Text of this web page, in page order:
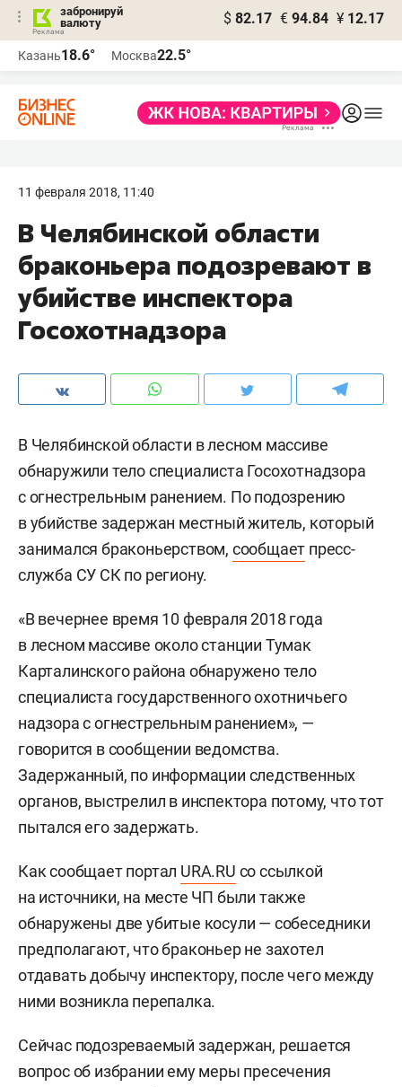
забронируй
валюту
$ 82.17 € 94.84 ¥ 12.17
Казань18.6° Москва22.5°
11 февраля 2018, 11:40
В Челябинской области
браконьера подозревают в
убийстве инспектора
Госохотнадзора
В Челябинской области в лесном массиве
обнаружили тело специалиста Госохотнадзора
с огнестрельным ранением. По подозрению
в убийстве задержан местный житель, который
занимался браконьерством, сообщает пресс-
служба СУ СК по региону.
«В вечернее время 10 февраля 2018 года
в лесном массиве около станции Тумак
Карталинского района обнаружено тело
специалиста государственного охотничьего
надзора с огнестрельным ранением», —
говорится в сообщении ведомства.
Задержанный, по информации следственных
органов, выстрелил в инспектора потому, что тот
пытался его задержать.
Как сообщает портал URA.RU со ссылкой
на источники, на месте ЧП были также
обнаружены две убитые косули — собеседники
предполагают, что браконьер не захотел
отдавать добычу инспектору, после чего между
ними возникла перепалка.
Сейчас подозреваемый задержан, решается
вопрос об избрании ему меры пресечения